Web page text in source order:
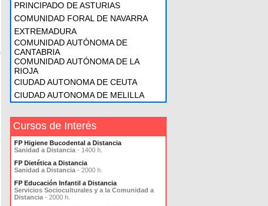
PRINCIPADO DE ASTURIAS
COMUNIDAD FORAL DE NAVARRA
EXTREMADURA
COMUNIDAD AUTÓNOMA DE
CANTABRIA
COMUNIDAD AUTÓNOMA DE LA
RIOJA
CIUDAD AUTONOMA DE CEUTA
CIUDAD AUTONOMA DE MELILLA
Cursos de Interés
FP Higiene Bucodental a Distancia
Sanidad a Distancia - 1400 h.
FP Dietética a Distancia
Sanidad a Distancia - 2000 h.
FP Educación Infantil a Distancia
Servicios Socioculturales y a la Comunidad a
Distancia - 2000 h.